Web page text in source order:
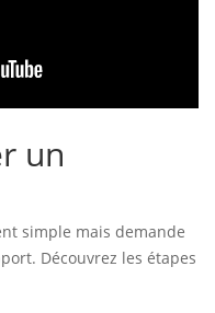
un
simple mais demande
Découvrez les étapes